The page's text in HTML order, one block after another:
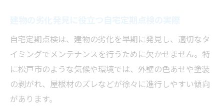
共同住宅の自宅定期点検で注意すべき点
定期点検による防火設備維持の実践例
定期点検を通じ家族全員が安心できる住まいへ
自宅定期点検で家族が安心できる住環境づ
くり
自宅定期点検は、建物の劣化を早期に発見し、適切なタ
イミングでメンテナンスを行うために欠かせません。特
に松戸市のような気候や環境では、外壁の色あせや塗装
の剥がれ、屋根材のズレなどが徐々に進行しやすい傾向
があります。